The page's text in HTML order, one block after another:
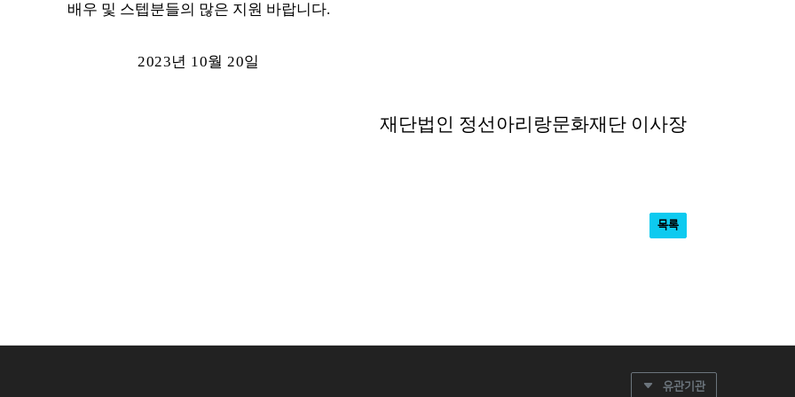
배우 및 스텝분들의 많은 지원 바랍니다.
2023년 10월20일
재단법인 정선아리랑문화재단 이사장
목록
유관기관